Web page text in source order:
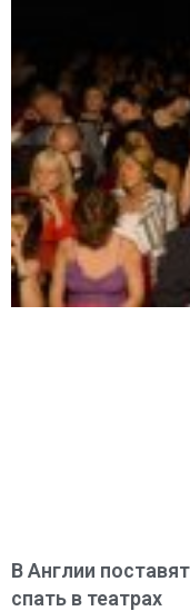
В Англии
спать в театрах